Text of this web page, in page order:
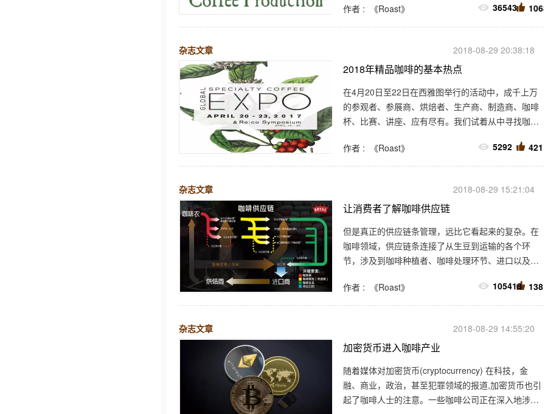
有保障。
作者 : 《Roast》 36543
杂志文章 2018-08-29 20:38:18
2018年精品咖啡的基本热点
在4月20日至22日在西雅图举行的活动中，成千上万
的参观者、参展商、烘焙者、生产商、制造商、咖啡
杯、比赛、讲座、应有尽有。我们试着从中寻找咖啡
作者 : 《Roast》
5292 421
杂志文章 2018-08-29 15:21:04
让消费者了解咖啡供应链
但是真正的供应链条管理，远比它看起来的复杂。在
咖啡领域，供应链条连接了从生豆到运输的各个环
节，涉及到咖啡种植者、咖啡处理环节、进口以及出
并且分析每个环节对于直接贸易的影响。
作者 : 《Roast》 105418
杂志文章 2018-08-29 14:55:20
加密货币进入咖啡产业
随着媒体对加密货币(cryptocurrency) 在科技，金
融、商业，政治，甚至犯罪领域的报道,加密货币也引
起了咖啡人士的注意。一些咖啡公司正在深入地涉足